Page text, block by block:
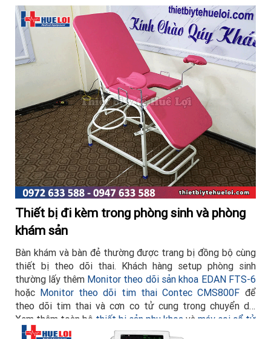
Thiết bị đi kèm trong phòng sinh và phòng
khám sản
Bàn khám và bàn đẻ thường được trang bị đồng bộ cùng
thiết bị theo dõi thai. Khách hàng setup phòng sinh
thường lấy thêm Monitor theo dõi sản khoa EDAN FTS-6
hoặc Monitor theo dõi tim thai Contec CMS800F để
theo dõi tim thai và cơn co tử cung trong chuyển dạ.
Xem thêm toàn bộ thiết bị sản phụ khoa và máy soi cổ tử
cungtại Huê Lợi.